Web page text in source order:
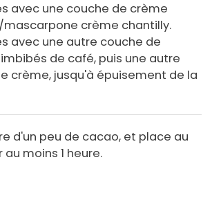
avec une couche de crème
crème chantilly.
avec une autre couche de
de café, puis une autre
crème, jusqu'à épuisement de la
d'un peu de cacao, et place au
moins 1 heure.